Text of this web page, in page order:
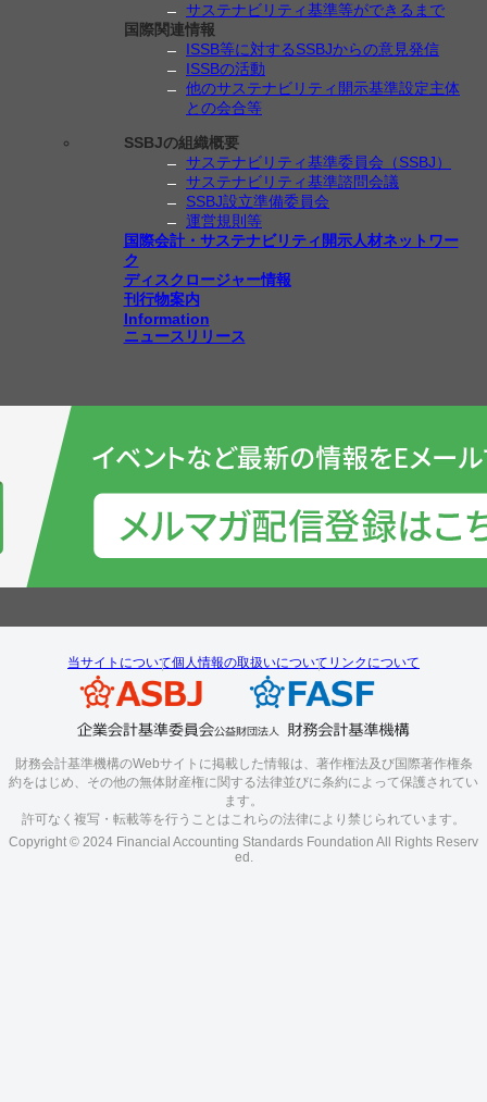
サステナビリティ基準等ができるまで
国際関連情報
ISSB等に対するSSBJからの意見発信
ISSBの活動
他のサステナビリティ開示基準設定主体
との会合等
SSBJの組織概要
サステナビリティ基準委員会（SSBJ）
サステナビリティ基準諮問会議
SSBJ設立準備委員会
運営規則等
国際会計・サステナビリティ開示人材ネットワー
ク
ディスクロージャー情報
刊行物案内
Information
ニュースリリース
当サイトについて個人情報の取扱いについて リンクについて
財務会計基準機構のWebサイトに掲載した情報は、著作権法及び国際著作権条
約をはじめ、その他の無体財産権に関する法律並びに条約によって保護されてい
ます。
許可なく複写・転載等を行うことはこれらの法律により禁じられています。
Copyright © 2024 Financial Accounting Standards Foundation All Rights Reserv
ed.